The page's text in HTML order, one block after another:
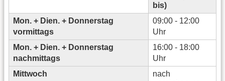
bis)
Mon. + Dien. + Donnerstag
vormittags
09:00 - 12:00
Uhr
Mon. + Dien. + Donnerstag
nachmittags
16:00 - 18:00
Uhr
Mittwoch
nach